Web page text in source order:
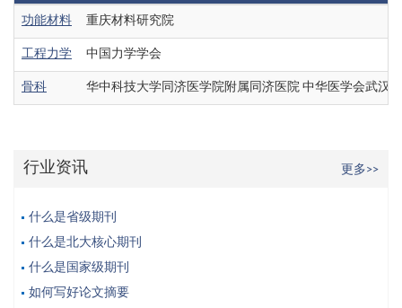
功能材料 重庆材料研究院
工程力学 中国力学学会
骨科 华中科技大学同济医学院附属同济医院 中华医学会武汉
行业资讯 更多>>
什么是省级期刊
什么是北大核心期刊
什么是国家级期刊
如何写好论文摘要